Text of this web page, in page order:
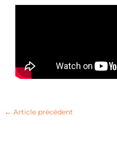
← Article précédent